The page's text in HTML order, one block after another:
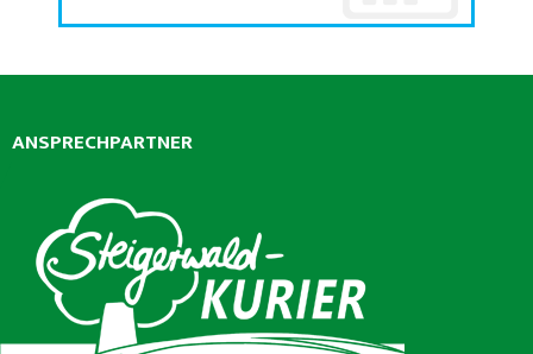
ANSPRECHPARTNER